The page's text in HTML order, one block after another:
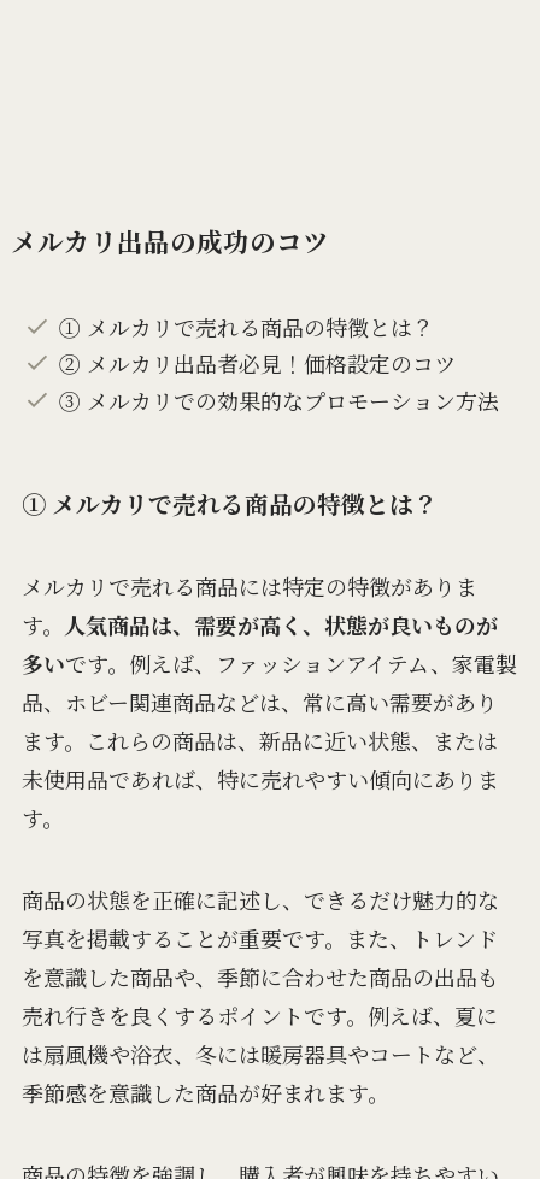
メルカリ出品の成功のコツ
① メルカリで売れる商品の特徴とは？
② メルカリ出品者必見！価格設定のコツ
③ メルカリでの効果的なプロモーション方法
① メルカリで売れる商品の特徴とは？
メルカリで売れる商品には特定の特徴がありま
す。 人気商品は、需要が高く、状態が良いものが
多いです。例えば、ファッションアイテム、家電製
品、ホビー関連商品などは、常に高い需要があり
ます。これらの商品は、新品に近い状態、または
未使用品であれば、特に売れやすい傾向にありま
す。
商品の状態を正確に記述し、できるだけ魅力的な
写真を掲載することが重要です。また、トレンド
を意識した商品や、季節に合わせた商品の出品も
売れ行きを良くするポイントです。例えば、夏に
は扇風機や浴衣、冬には暖房器具やコートなど、
季節感を意識した商品が好まれます。